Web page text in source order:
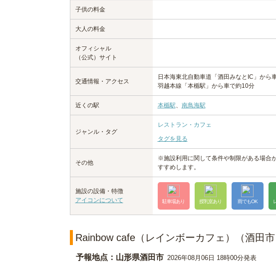
子供の料金
大人の料金
オフィシャル
（公式）サイト
交通情報・アクセス
日本海東北自動車道「酒田みなとIC」から
羽越本線「本楯駅」から車で約10分
近くの駅 本楯駅、 南鳥海駅
ジャンル・タグ
レストラン・カフェ
タグを見る
その他
※施設利用に関して条件や制限がある場合
すすめします。
施設の設備・特徴
アイコンについて
駐車場あり 授乳室あり 雨でもOK
Rainbow cafe（レインボーカフェ）（酒田
予報地点：山形県酒田市 2026年08月06日 18時00分発表